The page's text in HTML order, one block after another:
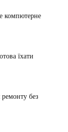
компютерне
їхати
без